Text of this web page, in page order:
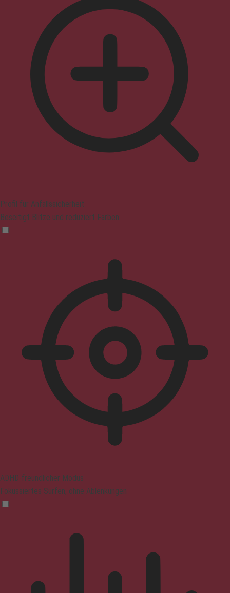
Profil für Anfallssicherheit
Beseitigt Blitze und reduziert Farben
ADHD-freundlicher Modus
Fokussiertes Surfen, ohne Ablenkungen